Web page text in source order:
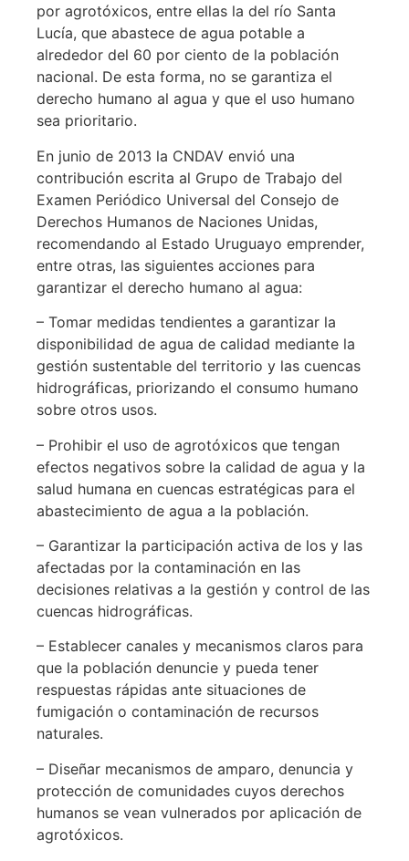
por agrotóxicos, entre ellas la del río Santa
Lucía, que abastece de agua potable a
alrededor del 60 por ciento de la población
nacional. De esta forma, no se garantiza el
derecho humano al agua y que el uso humano
sea prioritario.
En junio de 2013 la CNDAV envió una
contribución escrita al Grupo de Trabajo del
Examen Periódico Universal del Consejo de
Derechos Humanos de Naciones Unidas,
recomendando al Estado Uruguayo emprender,
entre otras, las siguientes acciones para
garantizar el derecho humano al agua:
– Tomar medidas tendientes a garantizar la
disponibilidad de agua de calidad mediante la
gestión sustentable del territorio y las cuencas
hidrográficas, priorizando el consumo humano
sobre otros usos.
– Prohibir el uso de agrotóxicos que tengan
efectos negativos sobre la calidad de agua y la
salud humana en cuencas estratégicas para el
abastecimiento de agua a la población.
– Garantizar la participación activa de los y las
afectadas por la contaminación en las
decisiones relativas a la gestión y control de las
cuencas hidrográficas.
– Establecer canales y mecanismos claros para
que la población denuncie y pueda tener
respuestas rápidas ante situaciones de
fumigación o contaminación de recursos
naturales.
– Diseñar mecanismos de amparo, denuncia y
protección de comunidades cuyos derechos
humanos se vean vulnerados por aplicación de
agrotóxicos.